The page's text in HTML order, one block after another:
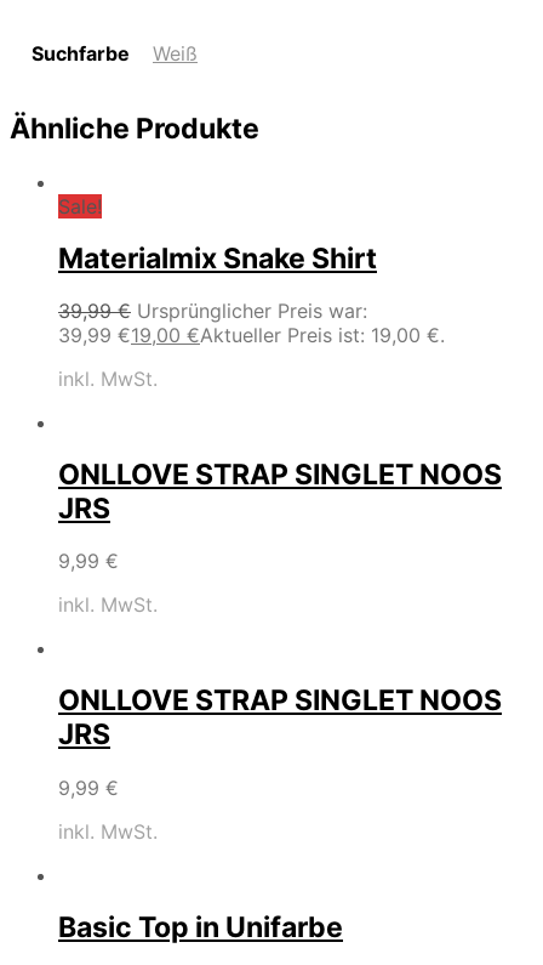
Suchfarbe Weiß
Ähnliche Produkte
Sale!
Materialmix Snake Shirt
39,99€ Ursprünglicher Preis war:
39,99 €19,00 €Aktueller Preis ist: 19,00 €.
inkl. MwSt.
ONLLOVE STRAP SINGLET NOOS
JRS
9,99 €
inkl. MwSt.
ONLLOVE STRAP SINGLET NOOS
JRS
9,99 €
inkl. MwSt.
Basic Top in Unifarbe